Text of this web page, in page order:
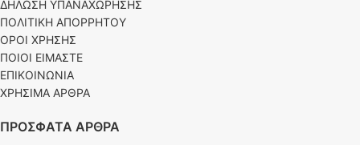
ΔΗΛΩΣΗ ΥΠΑΝΑΧΩΡΗΣΗΣ
ΠΟΛΙΤΙΚΗ ΑΠΟΡΡΗΤΟΥ
ΟΡΟΙ ΧΡΗΣΗΣ
ΠΟΙΟΙ ΕΙΜΑΣΤΕ
ΕΠΙΚΟΙΝΩΝΙΑ
ΧΡΗΣΙΜΑ ΑΡΘΡΑ
ΠΡΟΣΦΑΤΑ ΑΡΘΡΑ